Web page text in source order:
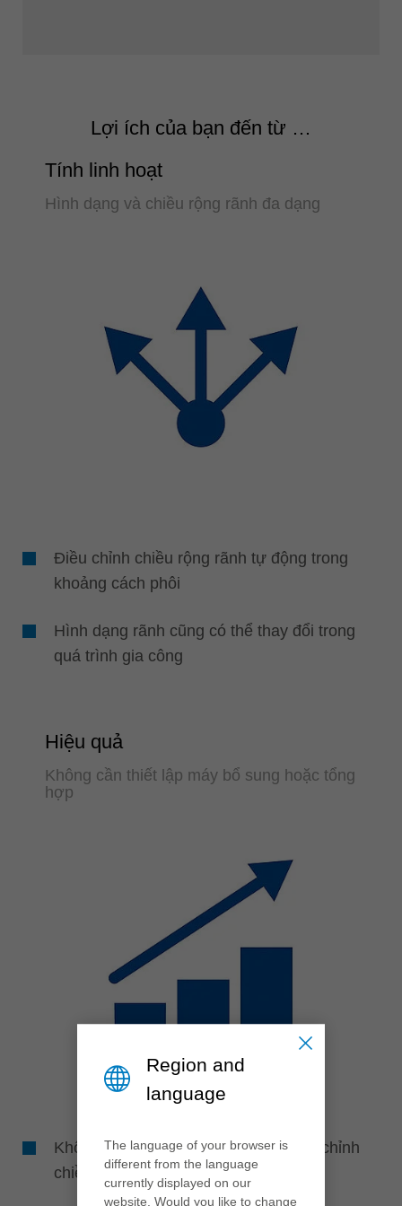
Lợi ích của bạn đến từ …
Tính linh hoạt
Hình dạng và chiều rộng rãnh đa dạng
Điều chỉnh chiều rộng rãnh tự động trong
khoảng cách phôi
Hình dạng rãnh cũng có thể thay đổi trong
quá trình gia công
Hiệu quả
Không cần thiết lập máy bổ sung hoặc tổng
hợp
Không có thời gian chết máy để điều chỉnh
chiều rộng rãnh
Region and
language
The language of your browser is
different from the language
currently displayed on our
website. Would you like to change